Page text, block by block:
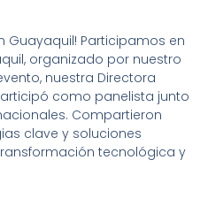
Guayaquil! Participamos en
organizado por nuestro
nuestra Directora
como panelista junto
Compartieron
clave y soluciones
tecnológica y